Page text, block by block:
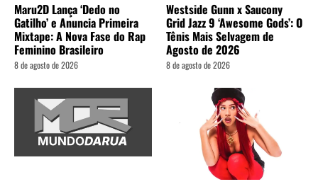
Maru2D Lança ‘Dedo no
Gatilho’ e Anuncia Primeira
Mixtape: A Nova Fase do Rap
Feminino Brasileiro
8 de agosto de 2026
Westside Gunn x Saucony
Grid Jazz 9 ‘Awesome Gods’: O
Tênis Mais Selvagem de
Agosto de 2026
8 de agosto de 2026